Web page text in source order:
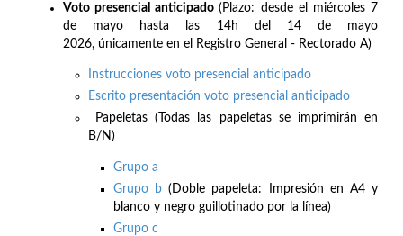
Voto presencial anticipado(Plazo: desde el miércoles 7
de mayo hasta las 14h del 14 de mayo
2026, únicamente en el Registro General - Rectorado A)
Instrucciones voto presencial anticipado
Escrito presentación voto presencial anticipado
Papeletas (Todas las papeletas se imprimirán en
B/N)
Grupo a
Grupo b (Doble papeleta: Impresión en A4 y
blanco y negro guillotinado por la línea)
Grupo c